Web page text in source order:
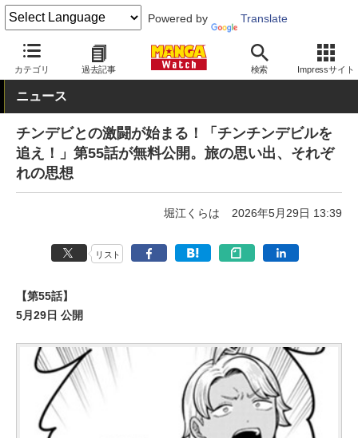
Powered by Translate
カテゴリ 過去記事 検索 Impressサイト
MANGA Watch Web/アプリ コミックDAYS
ニュース
チンデビとの激闘が始まる！「チンチンデビルを
追え！」第55話が無料公開。旅の思い出、それぞ
れの思想
堀江くらは 2026年5月29日 13:39
リスト
【第55話】
5月29日 公開